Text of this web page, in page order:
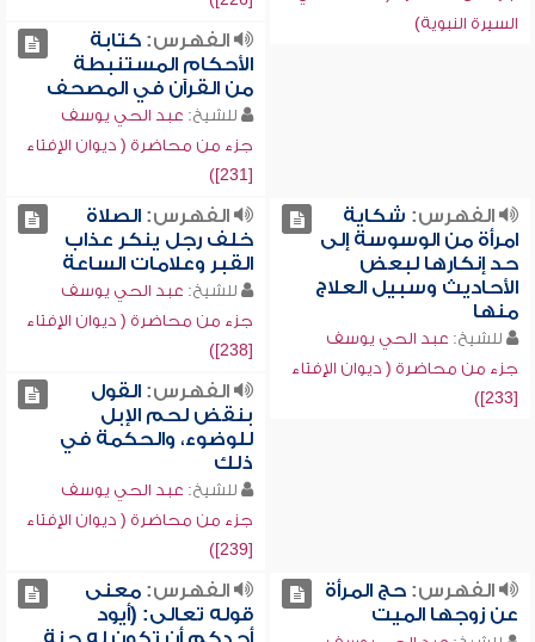
السيرة النبوية)
الفهرس:كتابة
الأحكام المستنبطة
من القرآن في المصحف
للشيخ: عبد الحي يوسف
جزء من محاضرة ( ديوان الإفتاء
[231])
الفهرس: شكاية
امرأة من الوسوسة إلى
حد إنكارها لبعض
الأحاديث وسبيل العلاج
منها
للشيخ: عبد الحي يوسف
جزء من محاضرة ( ديوان الإفتاء
[233])
الفهرس:الصلاة
خلف رجل ينكر عذاب
القبر وعلامات الساعة
للشيخ: عبد الحي يوسف
جزء من محاضرة ( ديوان الإفتاء
[238])
الفهرس:القول
بنقض لحم الإبل
للوضوء، والحكمة في
ذلك
للشيخ: عبد الحي يوسف
جزء من محاضرة ( ديوان الإفتاء
[239])
الفهرس:حج المرأة
عن زوجها الميت
الفهرس:معنى
قوله تعالى: (أيود